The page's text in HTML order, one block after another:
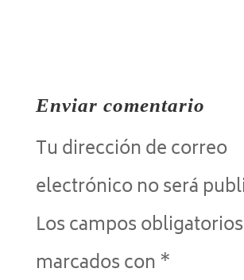
Enviar comentario
Tu dirección de correo
electrónico no será
Los campos
marcados con*